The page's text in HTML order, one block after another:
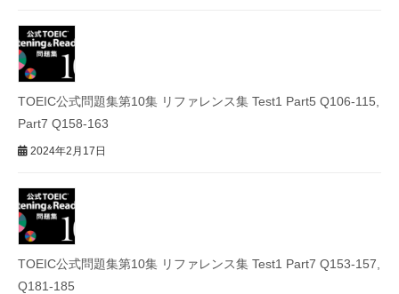
TOEIC公式問題集第10集 リファレンス集 Test1 Part5 Q106-115,
Part7 Q158-163
2024年2月17日
TOEIC公式問題集第10集 リファレンス集 Test1 Part7 Q153-157,
Q181-185